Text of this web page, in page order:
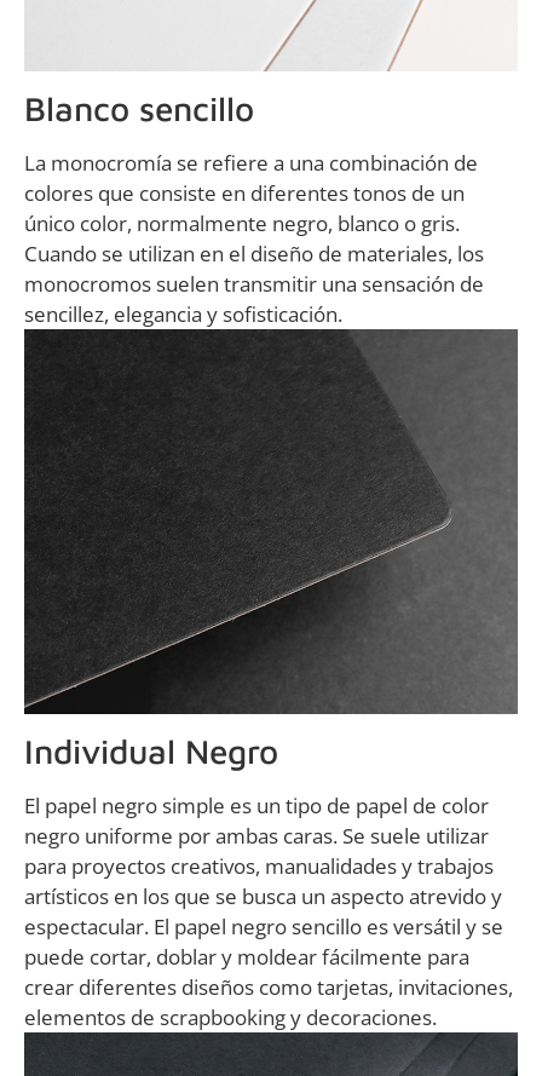
Blanco sencillo
La monocromía se refiere a una combinación de
colores que consiste en diferentes tonos de un
único color, normalmente negro, blanco o gris.
Cuando se utilizan en el diseño de materiales, los
monocromos suelen transmitir una sensación de
sencillez, elegancia y sofisticación.
Individual Negro
El papel negro simple es un tipo de papel de color
negro uniforme por ambas caras. Se suele utilizar
para proyectos creativos, manualidades y trabajos
artísticos en los que se busca un aspecto atrevido y
espectacular. El papel negro sencillo es versátil y se
puede cortar, doblar y moldear fácilmente para
crear diferentes diseños como tarjetas, invitaciones,
elementos de scrapbooking y decoraciones.